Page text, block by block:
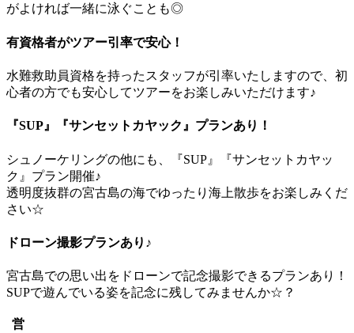
がよければ一緒に泳ぐことも◎
有資格者がツアー引率で安心！
水難救助員資格を持ったスタッフが引率いたしますので、初
心者の方でも安心してツアーをお楽しみいただけます♪
『SUP』『サンセットカヤック』プランあり！
シュノーケリングの他にも、『SUP』『サンセットカヤッ
ク』プラン開催♪
透明度抜群の宮古島の海でゆったり海上散歩をお楽しみくだ
さい☆
ドローン撮影プランあり♪
宮古島での思い出をドローンで記念撮影できるプランあり！
SUPで遊んでいる姿を記念に残してみませんか☆？
営